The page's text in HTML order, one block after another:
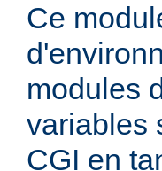
Ce
modules
variables
CGI en